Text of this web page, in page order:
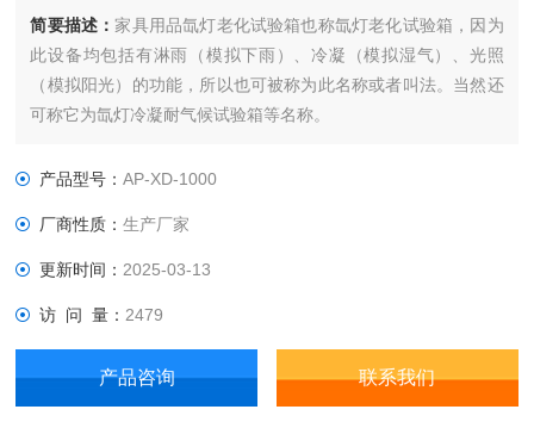
简要描述：家具用品氙灯老化试验箱也称氙灯老化试验箱，因为
此设备均包括有淋雨（模拟下雨）、冷凝（模拟湿气）、光照
（模拟阳光）的功能，所以也可被称为此名称或者叫法。当然还
可称它为氙灯冷凝耐气候试验箱等名称。
产品型号：AP-XD-1000
厂商性质：生产厂家
更新时间： 2025-03-13
访 问 量： 2479
产品咨询 联系我们